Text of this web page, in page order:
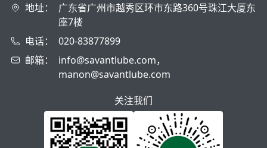
地址：
广东省广州市越秀区环市东路360号珠江大厦东
座7楼
电话：
020-83877899
邮箱：
info@savantlube.com，
manon@savantlube.com
关注我们